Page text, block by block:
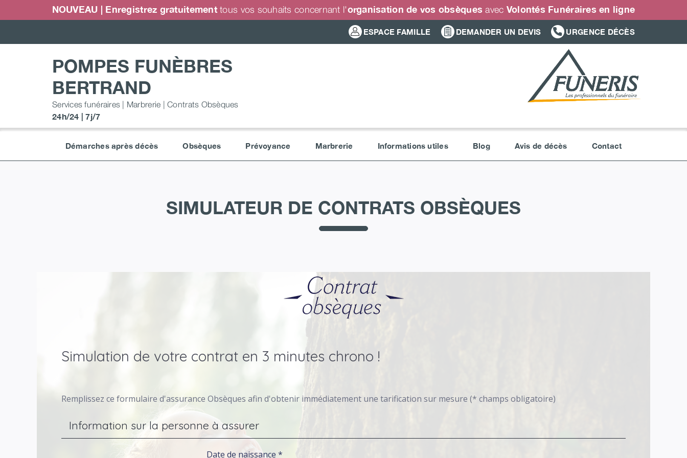
au
NOUVEAU | Enregistrez gratuitement tous vos souhaits concernant l'organisation de vos obsèques avec Volontés Funéraires en ligne
ESPACE FAMILLE DEMANDER UN DEVIS URGENCE DÉCÈS
POMPES FUNÈBRES
BERTRAND
Services funéraires | Marbrerie | Contrats Obsèques
24h/24 | 7j/7
Démarches après décès Obsèques Prévoyance Marbrerie Informations utiles Blog Avis de décès Contact
SIMULATEUR DE CONTRATS OBSÈQUES